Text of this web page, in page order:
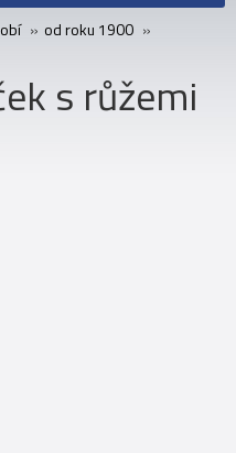
» od roku 1900 »
s růžemi